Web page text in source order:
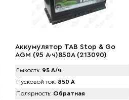
Аккумулятор TAB Stop & Go
AGM (95 А·ч)850А (213090)
Емкость: 95 А/ч
Пусковой ток: 850 А
Полярность: Обратная